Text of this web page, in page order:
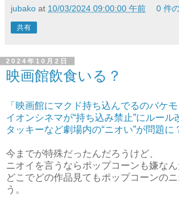
jubako at 10/03/2024 09:00:00 午前 0 件
共有
2024年10月2日
映画館飲食いる？
「映画館にマクド持ち込んでるのバケ
イオンシネマが“持ち込み禁止”にルー
タッキーなど劇場内の“ニオい”が問題に
今までが特殊だったんだろうけど、
ニオイを言うならポップコーンも嫌なん
どこでどの作品見てもポップコーンの
う。